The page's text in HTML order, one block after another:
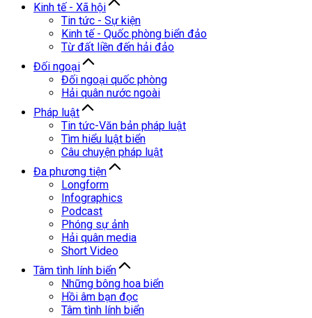
Kinh tế - Xã hội
Tin tức - Sự kiện
Kinh tế - Quốc phòng biển đảo
Từ đất liền đến hải đảo
Đối ngoại
Đối ngoại quốc phòng
Hải quân nước ngoài
Pháp luật
Tin tức-Văn bản pháp luật
Tìm hiểu luật biển
Câu chuyện pháp luật
Đa phương tiện
Longform
Infographics
Podcast
Phóng sự ảnh
Hải quân media
Short Video
Tâm tình lính biển
Những bông hoa biển
Hồi âm bạn đọc
Tâm tình lính biển